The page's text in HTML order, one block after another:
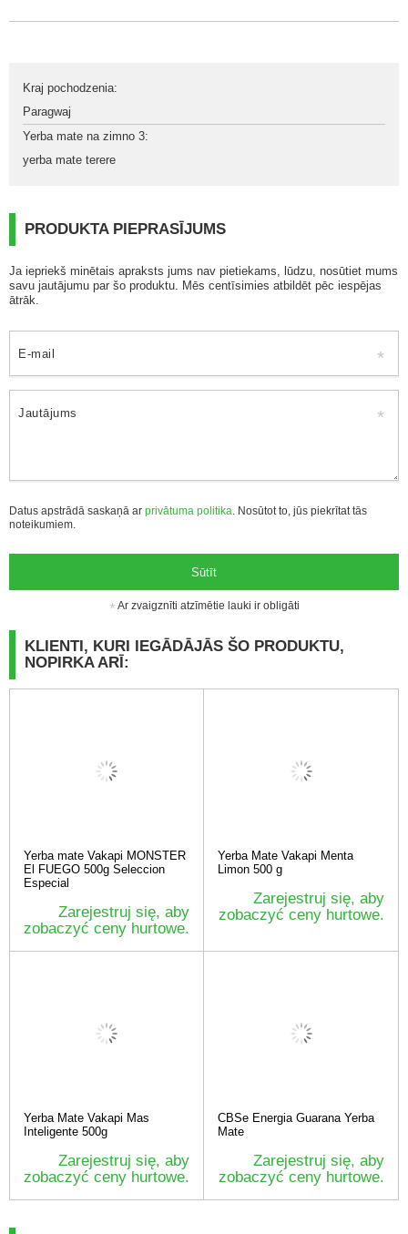
Kraj pochodzenia:
Paragwaj
Yerba mate na zimno 3:
yerba mate terere
PRODUKTA PIEPRASĪJUMS
Ja iepriekš minētais apraksts jums nav pietiekams, lūdzu, nosūtiet mums
savu jautājumu par šo produktu. Mēs centīsimies atbildēt pēc iespējas
ātrāk.
E-mail
Jautājums
Datus apstrādā saskaņā ar privātuma politika . Nosūtot to, jūs piekrītat tās
noteikumiem.
Sūtīt
Ar zvaigznīti atzīmētie lauki ir obligāti
KLIENTI, KURI IEGĀDĀJĀS ŠO PRODUKTU,
NOPIRKA ARĪ:
Yerba mate Vakapi MONSTER
El FUEGO 500g Seleccion
Especial
Zarejestruj się, aby
zobaczyć ceny hurtowe.
Yerba Mate Vakapi Menta
Limon 500 g
Zarejestruj się, aby
zobaczyć ceny hurtowe.
Yerba Mate Vakapi Mas
Inteligente 500g
Zarejestruj się, aby
zobaczyć ceny hurtowe.
CBSe Energia Guarana Yerba
Mate
Zarejestruj się, aby
zobaczyć ceny hurtowe.